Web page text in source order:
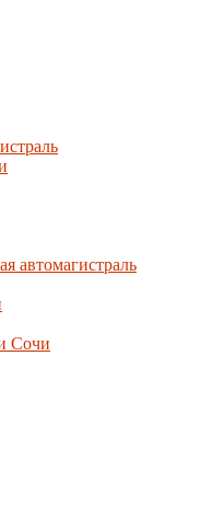
автомагистраль
Сочи